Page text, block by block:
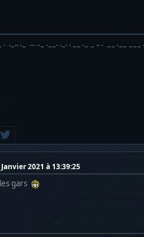
· ·−·· ·− ··· ··− ·−−· ·−· · −− ·− − ·· · −− ·−− −−− ··−
2021 à 13:39:25
gars